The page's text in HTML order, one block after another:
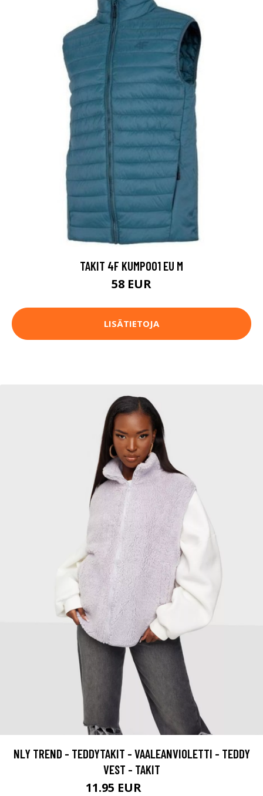
TAKIT 4F KUMP001 EU M
58 EUR
LISÄTIETOJA
NLY TREND - TEDDYTAKIT - VAALEANVIOLETTI - TEDDY
VEST - TAKIT
11.95 EUR